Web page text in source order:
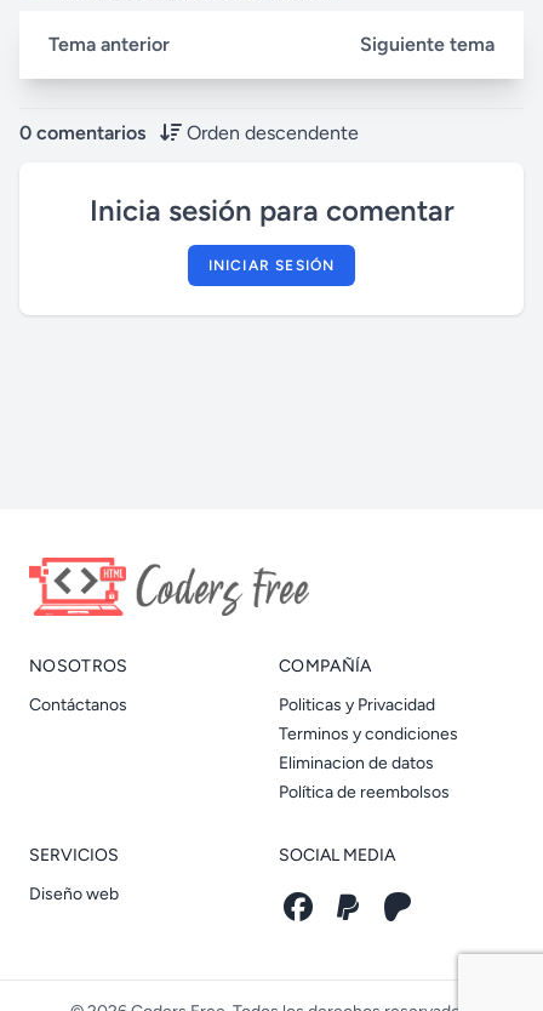
Tema anterior Siguiente tema
0 comentarios Orden descendente
Inicia sesión para comentar
INICIAR SESIÓN
NOSOTROS
Contáctanos
COMPAÑÍA
Politicas y Privacidad
Terminos y condiciones
Eliminacion de datos
Política de reembolsos
SERVICIOS
Diseño web
SOCIAL MEDIA